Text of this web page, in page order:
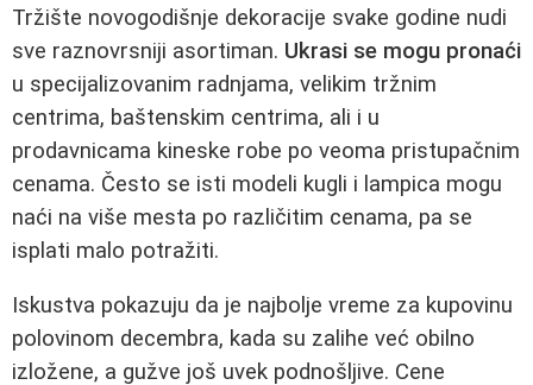
Tržište novogodišnje dekoracije svake godine nudi
sve raznovrsniji asortiman. Ukrasi se mogu pronaći
u specijalizovanim radnjama, velikim tržnim
centrima, baštenskim centrima, ali i u
prodavnicama kineske robe po veoma pristupačnim
cenama. Često se isti modeli kugli i lampica mogu
naći na više mesta po različitim cenama, pa se
isplati malo potražiti.
Iskustva pokazuju da je najbolje vreme za kupovinu
polovinom decembra, kada su zalihe već obilno
izložene, a gužve još uvek podnošljive. Cene